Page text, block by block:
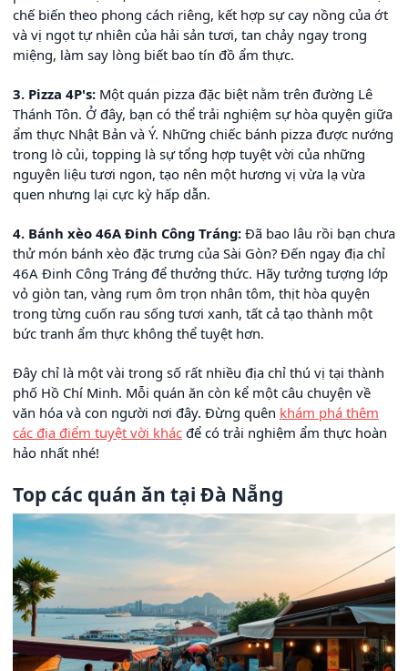
chế biến theo phong cách riêng, kết hợp sự cay nồng của ớt
và vị ngọt tự nhiên của hải sản tươi, tan chảy ngay trong
miệng, làm say lòng biết bao tín đồ ẩm thực.
3. Pizza 4P's: Một quán pizza đặc biệt nằm trên đường Lê
Thánh Tôn. Ở đây, bạn có thể trải nghiệm sự hòa quyện giữa
ẩm thực Nhật Bản và Ý. Những chiếc bánh pizza được nướng
trong lò củi, topping là sự tổng hợp tuyệt vời của những
nguyên liệu tươi ngon, tạo nên một hương vị vừa lạ vừa
quen nhưng lại cực kỳ hấp dẫn.
4. Bánh xèo 46A Đinh Công Tráng: Đã bao lâu rồi bạn chưa
thử món bánh xèo đặc trưng của Sài Gòn? Đến ngay địa chỉ
46A Đinh Công Tráng để thưởng thức. Hãy tưởng tượng lớp
vỏ giòn tan, vàng rụm ôm trọn nhân tôm, thịt hòa quyện
trong từng cuốn rau sống tươi xanh, tất cả tạo thành một
bức tranh ẩm thực không thể tuyệt hơn.
Đây chỉ là một vài trong số rất nhiều địa chỉ thú vị tại thành
phố Hồ Chí Minh. Mỗi quán ăn còn kể một câu chuyện về
văn hóa và con người nơi đây. Đừng quên khám phá thêm
các địa điểm tuyệt vời khác để có trải nghiệm ẩm thực hoàn
hảo nhất nhé!
Top các quán ăn tại Đà Nẵng